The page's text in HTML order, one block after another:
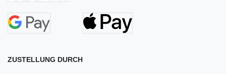
ZUSTELLUNG DURCH